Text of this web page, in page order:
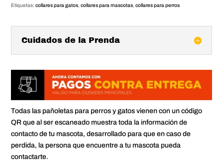
cantidad
Etiquetas:collares para gatos,collares para mascotas,collares para perros
Cuidados de la Prenda
Todas las pañoletas para perros y gatos vienen con un código
QR que al ser escaneado muestra toda la información de
contacto de tu mascota, desarrollado para que en caso de
perdida, la persona que encuentre a tu mascota pueda
contactarte.